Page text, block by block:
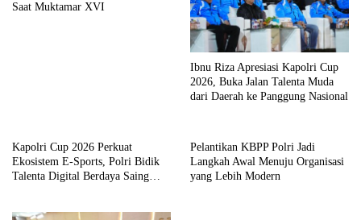
Saat Muktamar XVI
Ibnu Riza Apresiasi Kapolri Cup
2026, Buka Jalan Talenta Muda
dari Daerah ke Panggung Nasional
Kapolri Cup 2026 Perkuat
Ekosistem E-Sports, Polri Bidik
Talenta Digital Berdaya Saing
Pelantikan KBPP Polri Jadi
Langkah Awal Menuju Organisasi
yang Lebih Modern